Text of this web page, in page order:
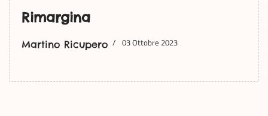
Rimargina
Martino Ricupero 03 Ottobre 2023